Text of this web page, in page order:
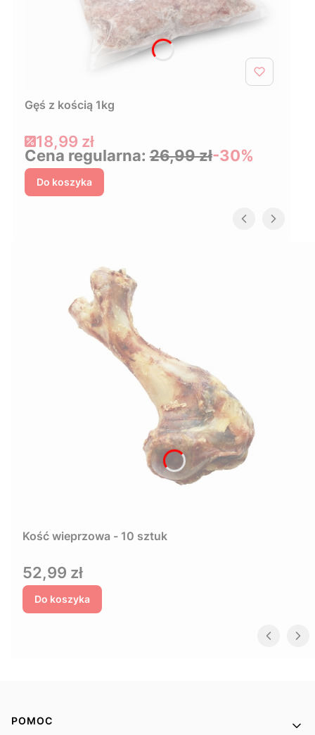
Gęś z kością 1kg
Cena promocyjna
18,99 zł
Cena regularna: 26,99 zł-30%
Do koszyka
Kość wieprzowa - 10 sztuk
Cena
52,99 zł
Do koszyka
Linki w stopce
POMOC